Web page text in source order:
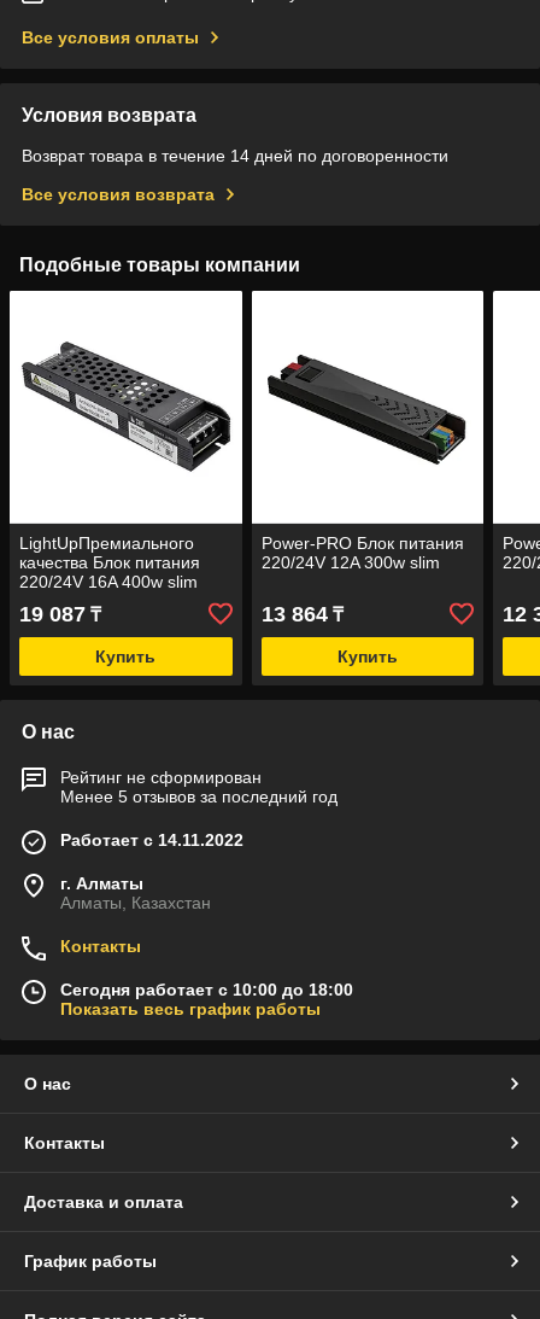
Все условия оплаты
Условия возврата
Возврат товара в течение 14 дней по договоренности
Все условия возврата
Подобные товары компании
LightUpПремиального
качества Блок питания
220/24V 16A 400w slim
19 087 ₸
Купить
Power-PRO Блок питания
220/24V 12A 300w slim
13 864₸
Купить
220/
12
О нас
Рейтинг не сформирован
Менее 5 отзывов за последний год
Работает с 14.11.2022
г. Алматы
Алматы, Казахстан
Контакты
Сегодня работает с 10:00 до 18:00
Показать весь график работы
О нас
Контакты
Доставка и оплата
График работы